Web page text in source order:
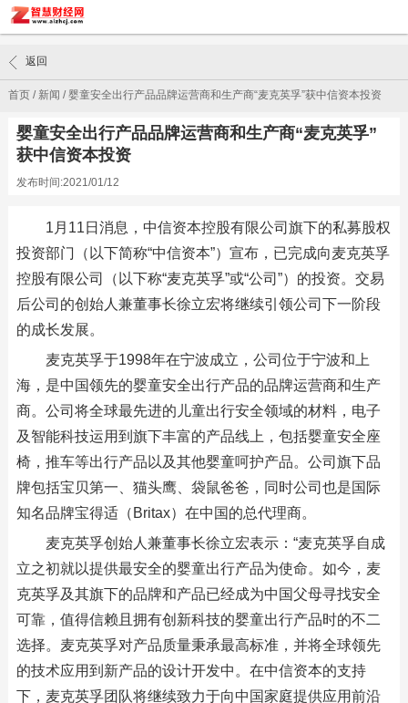
首页/ 新闻 /婴童安全出行产品品牌运营商和生产商“麦克英孚”获中信资本投资
返回
婴童安全出行产品品牌运营商和生产商“麦克英孚”
获中信资本投资
发布时间:2021/01/12
1月11日消息，中信资本控股有限公司旗下的私募股权
投资部门（以下简称“中信资本”）宣布，已完成向麦克英孚
控股有限公司（以下称“麦克英孚”或“公司”）的投资。交易
后公司的创始人兼董事长徐立宏将继续引领公司下一阶段
的成长发展。
麦克英孚于1998年在宁波成立，公司位于宁波和上
海，是中国领先的婴童安全出行产品的品牌运营商和生产
商。公司将全球最先进的儿童出行安全领域的材料，电子
及智能科技运用到旗下丰富的产品线上，包括婴童安全座
椅，推车等出行产品以及其他婴童呵护产品。公司旗下品
牌包括宝贝第一、猫头鹰、袋鼠爸爸，同时公司也是国际
知名品牌宝得适（Britax）在中国的总代理商。
麦克英孚创始人兼董事长徐立宏表示：“麦克英孚自成
立之初就以提供最安全的婴童出行产品为使命。如今，麦
克英孚及其旗下的品牌和产品已经成为中国父母寻找安全
可靠，值得信赖且拥有创新科技的婴童出行产品时的不二
选择。麦克英孚对产品质量秉承最高标准，并将全球领先
的技术应用到新产品的设计开发中。在中信资本的支持
下，麦克英孚团队将继续致力于向中国家庭提供应用前沿